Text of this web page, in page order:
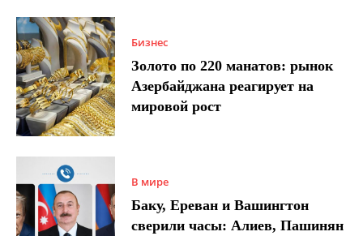
Бизнес
Золото по 220 манатов: рынок
Азербайджана реагирует на
мировой рост
В мире
Баку, Ереван и Вашингтон
сверили часы: Алиев, Пашинян